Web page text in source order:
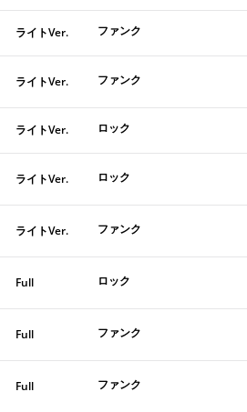
ライトVer. ファンク
ライトVer. ファンク
ライトVer. ロック
ライトVer. ロック
ライトVer. ファンク
Full ロック
Full ファンク
Full ファンク